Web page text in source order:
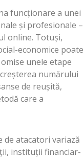
funcționare a unei
și profesionale –
online. Totuși,
economice poate
unele etape
numărului
de reușită,
care a
de atacatori variază
instituții financiar-